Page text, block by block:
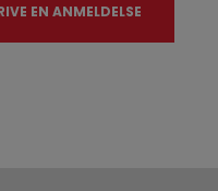
EN ANMELDELSE